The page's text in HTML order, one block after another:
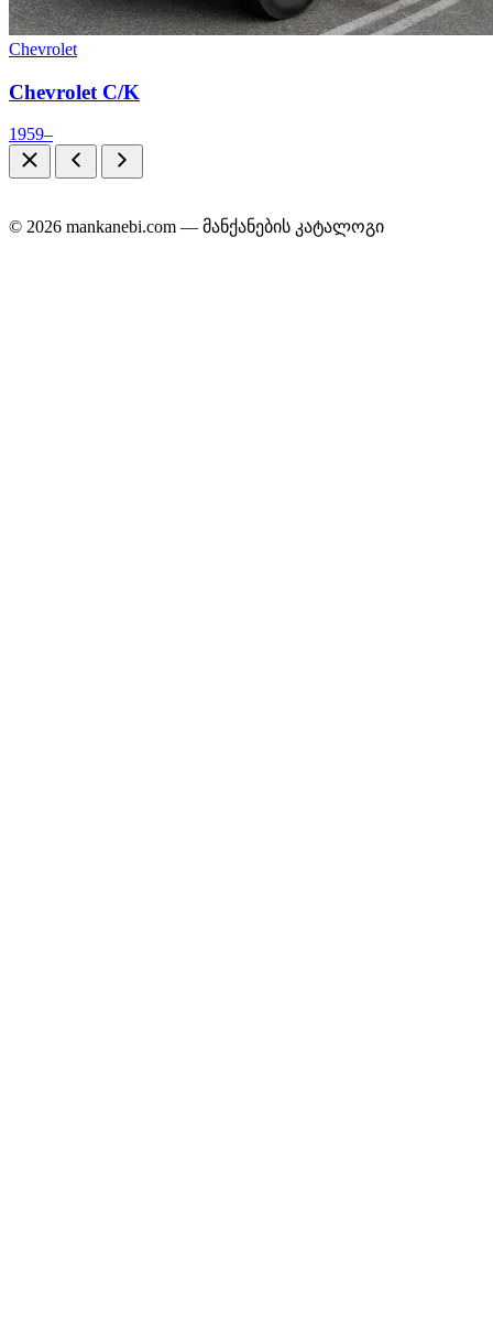
Chevrolet
Chevrolet C/K
1959–
© 2026 mankanebi.com — მანქანების კატალოგი